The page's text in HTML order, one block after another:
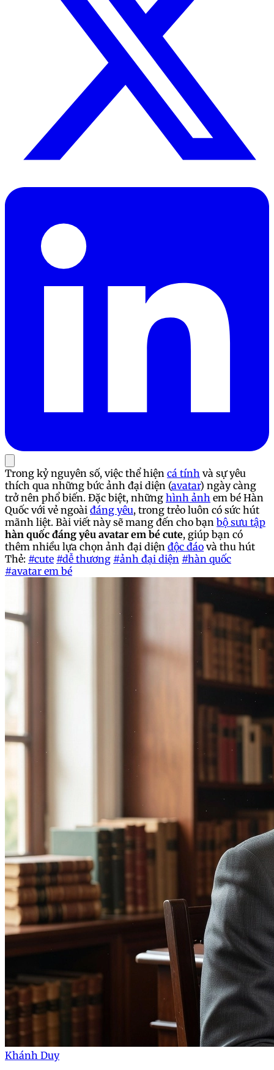
Trong kỷ nguyên số, việc thể hiện cá tính và sự yêu
thích qua những bức ảnh đại diện (avatar) ngày càng
trở nên phổ biến. Đặc biệt, những hình ảnh em bé Hàn
Quốc với vẻ ngoài đáng yêu, trong trẻo luôn có sức hút
mãnh liệt. Bài viết này sẽ mang đến cho bạn bộ sưu tập
hàn quốc đáng yêu avatar em bé cute, giúp bạn có
thêm nhiều lựa chọn ảnh đại diện độc đáo và thu hút
Thẻ: #cute #dễ thương #ảnh đại diện #hàn quốc
#avatar em bé
Khánh Duy